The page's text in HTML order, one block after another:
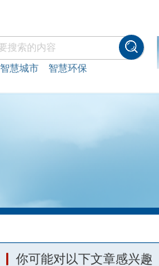
智慧城市 智慧环保
你可能对以下文章感兴趣